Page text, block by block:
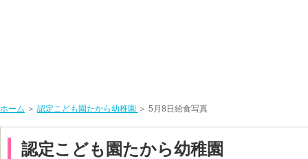
ホーム ＞ 認定こども園たから幼稚園 ＞ 5月8日給食写真
認定こども園たから幼稚園